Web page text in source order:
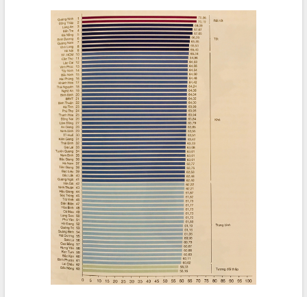
Lễ truy tặng danh hiệu “Bà Mẹ Việt
Nam Anh hùng” và trao Huân chương
UBND tỉnh Đắk Lắk triển khai nhiệm
vụ 6 tháng cuối năm 2026
Kỳ họp thứ Hai, Hội đồng nhân dân
tỉnh khóa XI quyết nghị nhiều nội dung
Bí thư Tỉnh ủy Lương Nguyễn Minh
Triết thăm, tặng quà người có công với
Rà soát, hoàn thiện hệ thống thiết chế
văn hóa, thể thao đáp ứng yêu cầu
Thường trực HĐND tỉnh Đắk Lắk gặp
mặt Đoàn chuyên gia y tế TP. Hồ Chí
Lễ truy điệu và an táng hài cốt liệt sĩ
tại Nghĩa trang Liệt sĩ xã Sơn Hòa
LIÊN KẾT WEB
THỐNG KÊ TRUY CẬP